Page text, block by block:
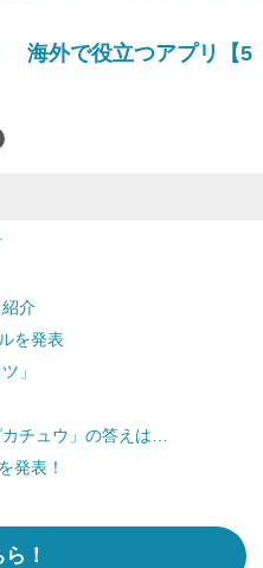
海外で役立つアプリ【5
介
を発表
」
チュウ」の答えは…
発表！
！